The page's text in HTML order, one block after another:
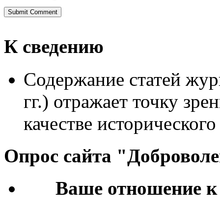
К сведению
Содержание статей
гг.) отражает точку
качестве
Опрос сайта
Ваше отношение